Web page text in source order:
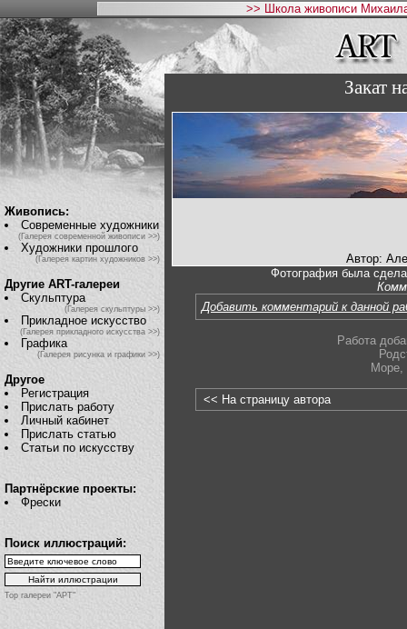
>> Школа живописи
Живопись:
Современные художники
(Галерея современной живописи >>)
Художники прошлого
(Галерея картин художников >>)
Другие ART-галереи
Скульптура
(Галерея скульптуры >>)
Прикладное искусство
(Галерея прикладного искусства >>)
Графика
(Галерея рисунка и графики >>)
Другое
Регистрация
Прислать работу
Личный кабинет
Прислать статью
Статьи по искусству
Партнёрские проекты:
Фрески
Поиск иллюстраций:
Top галереи "АРТ"
Закат
Автор:
Фотография была
Добавить комментарий к данной
Работа
Море,
<< На страницу автора